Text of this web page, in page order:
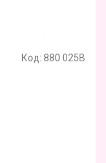
Код: 880 025В